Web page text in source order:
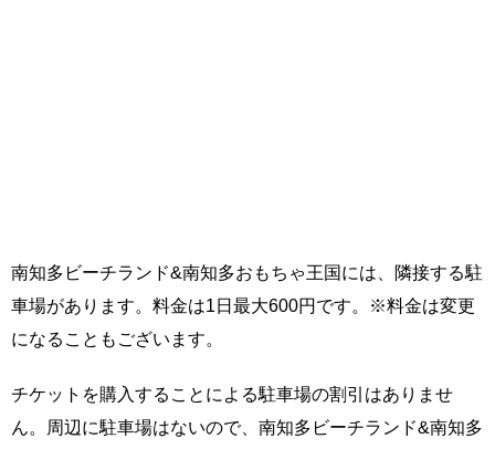
南知多ビーチランド&南知多おもちゃ王国には、隣接する駐
車場があります。料金は1日最大600円です。※料金は変更
になることもございます。
チケットを購入することによる駐車場の割引はありませ
ん。周辺に駐車場はないので、南知多ビーチランド&南知多